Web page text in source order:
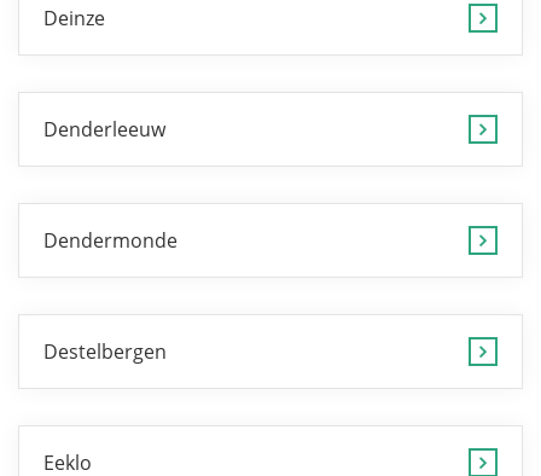
Deinze
Denderleeuw
Dendermonde
Destelbergen
Eeklo